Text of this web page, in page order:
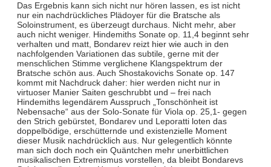
Das Ergebnis kann sich nicht nur hören lassen, es ist nicht
nur ein nachdrückliches Plädoyer für die Bratsche als
Soloinstrument, es überzeugt durchaus. Nicht mehr, aber
auch nicht weniger. Hindemiths Sonate op. 11,4 beginnt sehr
verhalten und matt, Bondarev reizt hier wie auch in den
nachfolgenden Variationen das subtile, gerne mit der
menschlichen Stimme verglichene Klangspektrum der
Bratsche schön aus. Auch Shostakovichs Sonate op. 147
kommt mit Nachdruck daher: hier werden nicht nur in
virtuoser Manier Saiten geschrubbt und – frei nach
Hindemiths legendärem Ausspruch „Tonschönheit ist
Nebensache“ aus der Solo-Sonate für Viola op. 25,1- gegen
den Strich gebürstet, Bondarev und Leporatti loten das
doppelbödige, erschütternde und existenzielle Moment
dieser Musik nachdrücklich aus. Nur gelegentlich könnte
man sich doch noch ein Quäntchen mehr unerbittlichen
musikalischen Extremismus vorstellen, da bleibt Bondarevs